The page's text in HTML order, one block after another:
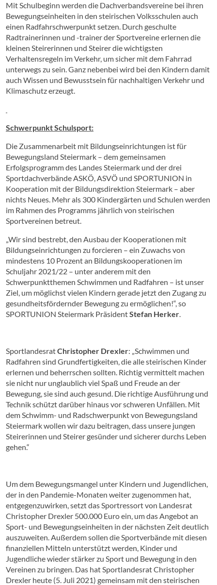
Mit Schulbeginn werden die Dachverbandsvereine bei ihren
Bewegungseinheiten in den steirischen Volksschulen auch
einen Radfahrschwerpunkt setzen. Durch geschulte
Radtrainerinnen und -trainer der Sportvereine erlernen die
kleinen Steirerinnen und Steirer die wichtigsten
Verhaltensregeln im Verkehr, um sicher mit dem Fahrrad
unterwegs zu sein. Ganz nebenbei wird bei den Kindern damit
auch Wissen und Bewusstsein für nachhaltigen Verkehr und
Klimaschutz erzeugt.
Schwerpunkt Schulsport:
Die Zusammenarbeit mit Bildungseinrichtungen ist für
Bewegungsland Steiermark – dem gemeinsamen
Erfolgsprogramm des Landes Steiermark und der drei
Sportdachverbände ASKÖ, ASVÖ und SPORTUNION in
Kooperation mit der Bildungsdirektion Steiermark – aber
nichts Neues. Mehr als 300 Kindergärten und Schulen werden
im Rahmen des Programms jährlich von steirischen
Sportvereinen betreut.
„Wir sind bestrebt, den Ausbau der Kooperationen mit
Bildungseinrichtungen zu forcieren – ein Zuwachs von
mindestens 10 Prozent an Bildungskooperationen im
Schuljahr 2021/22 – unter anderem mit den
Schwerpunktthemen Schwimmen und Radfahren – ist unser
Ziel, um möglichst vielen Kindern gerade jetzt den Zugang zu
gesundheitsfördernder Bewegung zu ermöglichen!“, so
SPORTUNION Steiermark PräsidentStefan Herker
SportlandesratChristopher Drexler: „Schwimmen und
Radfahren sind Grundfertigkeiten, die alle steirischen Kinder
erlernen und beherrschen sollten. Richtig vermittelt machen
sie nicht nur unglaublich viel Spaß und Freude an der
Bewegung, sie sind auch gesund. Die richtige Ausführung und
Technik schützt darüber hinaus vor schweren Unfällen. Mit
dem Schwimm- und Radschwerpunkt von Bewegungsland
Steiermark wollen wir dazu beitragen, dass unsere jungen
Steirerinnen und Steirer gesünder und sicherer durchs Leben
gehen.“
Um dem Bewegungsmangel unter Kindern und Jugendlichen,
der in den Pandemie-Monaten weiter zugenommen hat,
entgegenzuwirken, setzt das Sportressort von Landesrat
Christopher Drexler 500.000 Euro ein, um das Angebot an
Sport- und Bewegungseinheiten in der nächsten Zeit deutlich
auszuweiten. Außerdem sollen die Sportverbände mit diesen
finanziellen Mitteln unterstützt werden, Kinder und
Jugendliche wieder stärker zu Sport und Bewegung in den
Vereinen zu bringen. Das hat Sportlandesrat Christopher
Drexler heute (5. Juli 2021) gemeinsam mit den steirischen